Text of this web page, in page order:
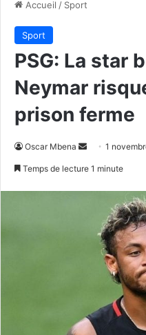
Accueil / Sport
Sport
PSG: La star
Neymar
prison ferme
Oscar Mbena
Envoyer
1
Temps de lecture 1 minute